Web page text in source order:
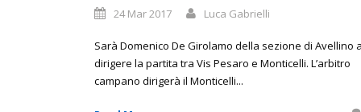
24 Mar 2017 Luca Gabrielli
Sarà Domenico De Girolamo della sezione di Avellino a
dirigere la partita tra Vis Pesaro e Monticelli. L’arbitro
campano dirigerà il Monticelli...